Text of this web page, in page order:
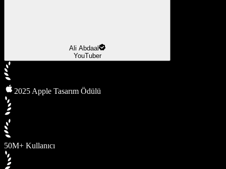
Ali Abdaal
YouTuber
2025 Apple Tasarım Ödülü
50M+ Kullanıcı